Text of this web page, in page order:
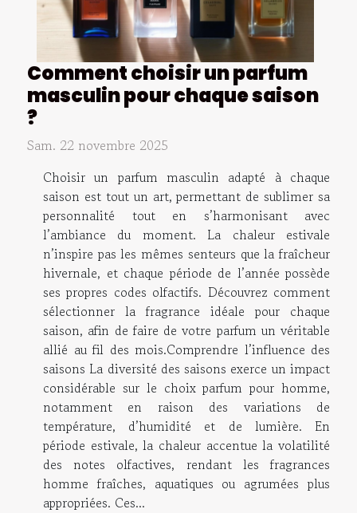
Comment choisir un parfum
masculin pour chaque saison
?
Sam. 22 novembre 2025
Choisir un parfum masculin adapté à chaque
saison est tout un art, permettant de sublimer sa
personnalité tout en s’harmonisant avec
l’ambiance du moment. La chaleur estivale
n’inspire pas les mêmes senteurs que la fraîcheur
hivernale, et chaque période de l’année possède
ses propres codes olfactifs. Découvrez comment
sélectionner la fragrance idéale pour chaque
saison, afin de faire de votre parfum un véritable
allié au fil des mois.Comprendre l’influence des
saisons La diversité des saisons exerce un impact
considérable sur le choix parfum pour homme,
notamment en raison des variations de
température, d’humidité et de lumière. En
période estivale, la chaleur accentue la volatilité
des notes olfactives, rendant les fragrances
homme fraîches, aquatiques ou agrumées plus
appropriées. Ces...